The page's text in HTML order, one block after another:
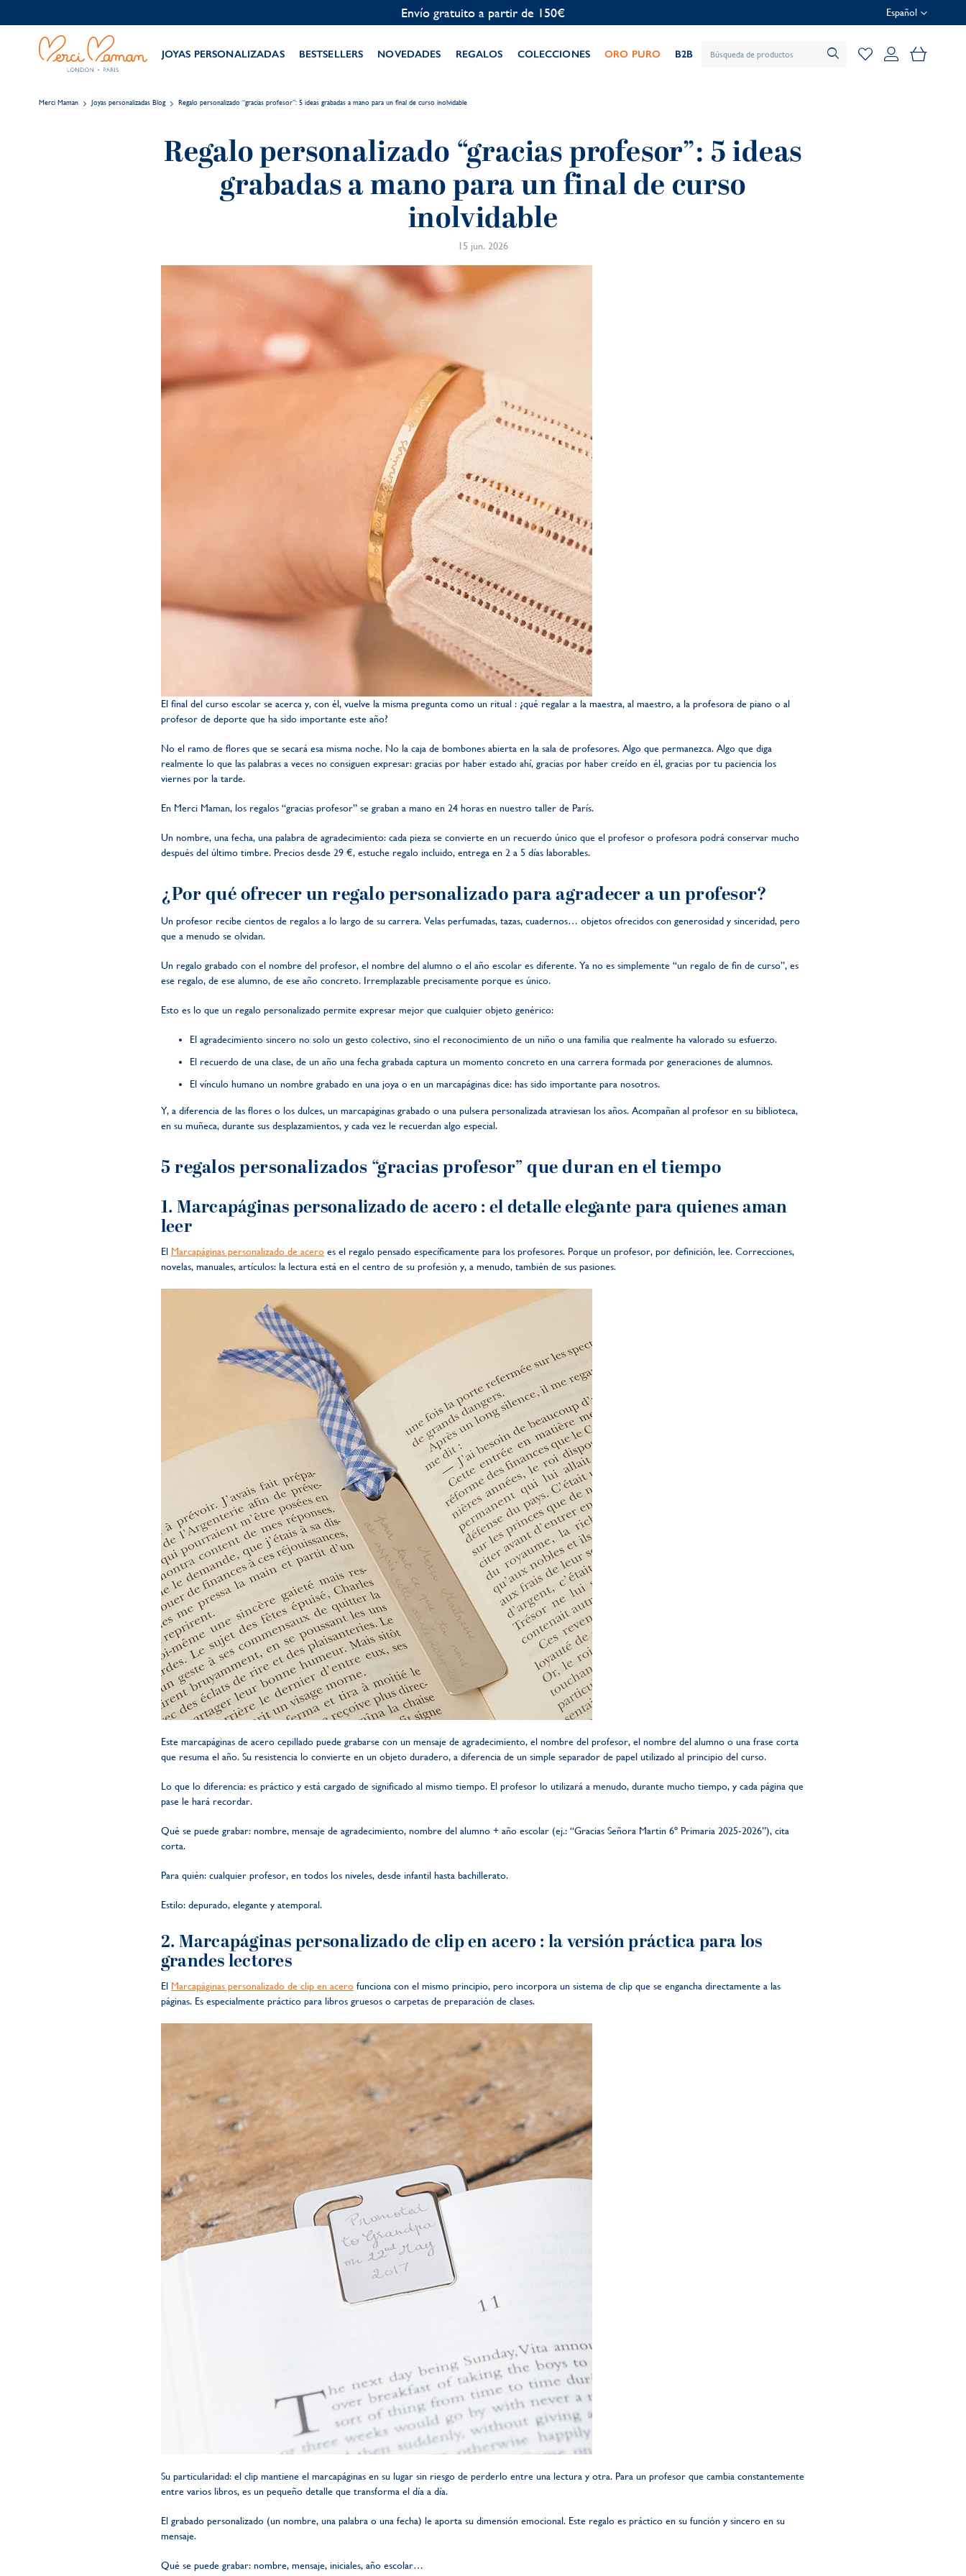
Personalización gratuita Español
JOYAS PERSONALIZADAS BESTSELLERS NOVEDADES REGALOS COLECCIONES ORO PURO B2B Mi cesta
Merci Maman Joyas personalizadas Blog Regalo personalizado “gracias profesor”: 5 ideas grabadas a mano para un final de curso inolvidable
Regalo personalizado “gracias profesor”: 5 ideas
grabadas a mano para un final de curso
inolvidable
15 jun. 2026
El final del curso escolar se acerca y, con él, vuelve la misma pregunta como un ritual : ¿qué regalar a la maestra, al maestro, a la profesora de piano o al
profesor de deporte que ha sido importante este año?
No el ramo de flores que se secará esa misma noche. No la caja de bombones abierta en la sala de profesores. Algo que permanezca. Algo que diga
realmente lo que las palabras a veces no consiguen expresar: gracias por haber estado ahí, gracias por haber creído en él, gracias por tu paciencia los
viernes por la tarde.
En Merci Maman, los regalos “gracias profesor” se graban a mano en 24 horas en nuestro taller de París.
Un nombre, una fecha, una palabra de agradecimiento: cada pieza se convierte en un recuerdo único que el profesor o profesora podrá conservar mucho
después del último timbre. Precios desde 29 €, estuche regalo incluido, entrega en 2 a 5 días laborables.
¿Por qué ofrecer un regalo personalizado para agradecer a un profesor?
Un profesor recibe cientos de regalos a lo largo de su carrera. Velas perfumadas, tazas, cuadernos… objetos ofrecidos con generosidad y sinceridad, pero
que a menudo se olvidan.
Un regalo grabado con el nombre del profesor, el nombre del alumno o el año escolar es diferente. Ya no es simplemente “un regalo de fin de curso”, es
ese regalo, de ese alumno, de ese año concreto. Irremplazable precisamente porque es único.
Esto es lo que un regalo personalizado permite expresar mejor que cualquier objeto genérico:
El agradecimiento sincero no solo un gesto colectivo, sino el reconocimiento de un niño o una familia que realmente ha valorado su esfuerzo.
El recuerdo de una clase, de un año una fecha grabada captura un momento concreto en una carrera formada por generaciones de alumnos.
El vínculo humano un nombre grabado en una joya o en un marcapáginas dice: has sido importante para nosotros.
Y, a diferencia de las flores o los dulces, un marcapáginas grabado o una pulsera personalizada atraviesan los años. Acompañan al profesor en su biblioteca,
en su muñeca, durante sus desplazamientos, y cada vez le recuerdan algo especial.
5 regalos personalizados “gracias profesor” que duran en el tiempo
1. Marcapáginas personalizado de acero : el detalle elegante para quienes aman
leer
El Marcapáginas personalizado de acero es el regalo pensado específicamente para los profesores. Porque un profesor, por definición, lee. Correcciones,
novelas, manuales, artículos: la lectura está en el centro de su profesión y, a menudo, también de sus pasiones.
Este marcapáginas de acero cepillado puede grabarse con un mensaje de agradecimiento, el nombre del profesor, el nombre del alumno o una frase corta
que resuma el año. Su resistencia lo convierte en un objeto duradero, a diferencia de un simple separador de papel utilizado al principio del curso.
Lo que lo diferencia: es práctico y está cargado de significado al mismo tiempo. El profesor lo utilizará a menudo, durante mucho tiempo, y cada página que
pase le hará recordar.
Qué se puede grabar: nombre, mensaje de agradecimiento, nombre del alumno + año escolar (ej.: “Gracias Señora Martin 6º Primaria 2025-2026”), cita
corta.
Para quién: cualquier profesor, en todos los niveles, desde infantil hasta bachillerato.
Estilo: depurado, elegante y atemporal.
2.Marcapáginas personalizado de clip en acero: la versión práctica para los
grandes lectores
El Marcapáginas personalizado de clip en acero funciona con el mismo principio, pero incorpora un sistema de clip que se engancha directamente a las
páginas. Es especialmente práctico para libros gruesos o carpetas de preparación de clases.
Su particularidad: el clip mantiene el marcapáginas en su lugar sin riesgo de perderlo entre una lectura y otra. Para un profesor que cambia constantemente
entre varios libros, es un pequeño detalle que transforma el día a día.
El grabado personalizado (un nombre, una palabra o una fecha) le aporta su dimensión emocional. Este regalo es práctico en su función y sincero en su
mensaje.
Qué se puede grabar: nombre, mensaje, iniciales, año escolar…